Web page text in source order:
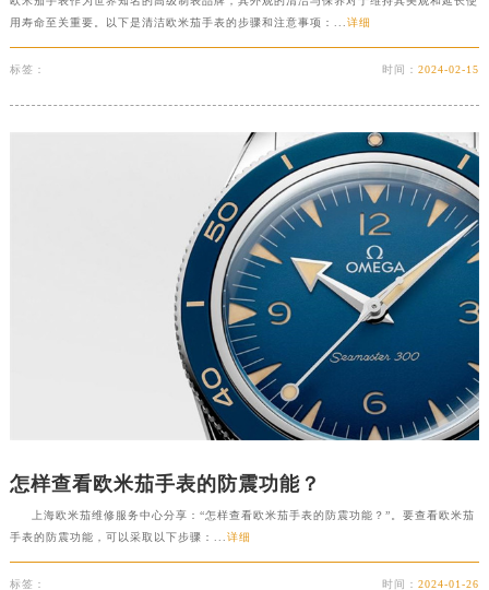
用寿命至关重要。以下是清洁欧米茄手表的步骤和注意事项：... 详细
标签： 时间：2024-02-15
怎样查看欧米茄手表的防震功能？
上海欧米茄维修服务中心分享：“怎样查看欧米茄手表的防震功能？”。要查看欧米茄
手表的防震功能，可以采取以下步骤：... 详细
标签： 时间：2024-01-26